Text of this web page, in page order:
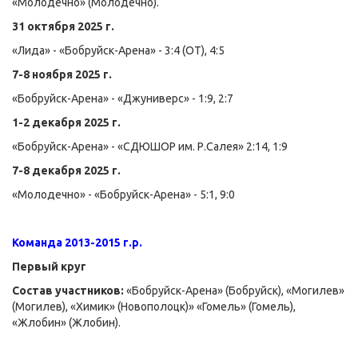
31 октября 2025 г.
«Лида» - «Бобруйск-Арена» - 3:4 (ОТ), 4:5
7-8 ноября 2025 г.
«Бобруйск-Арена» - «Джуниверс» - 1:9, 2:7
1-2 декабря 2025 г.
«Бобруйск-Арена» - «СДЮШОР им. Р.Салея» 2:14, 1:9
7-8 декабря 2025 г.
«Молодечно» - «Бобруйск-Арена» - 5:1, 9:0
Команда 2013-2015 г.р.
Первый круг
Состав участников: «Бобруйск-Арена» (Бобруйск), «Могилев»
(Могилев), «Химик» (Новополоцк)» «Гомель» (Гомель),
«Жлобин» (Жлобин).